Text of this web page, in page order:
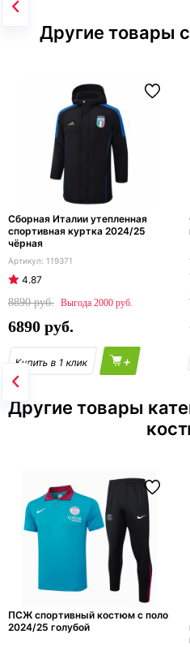
Другие товары
Сборная Италии утепленная
спортивная куртка 2024/25
чёрная
119371
4.87
8890
2000
6890
+
Другие товары
ПСЖ спортивный костюм с поло
2024/25 голубой